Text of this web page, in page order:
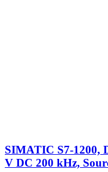
SIMATIC S7-1200,
V DC 200 kHz,